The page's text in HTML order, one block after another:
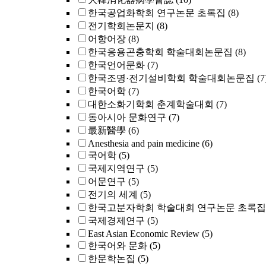
한국공업화학회 연구논문 초록집 (8)
전기학회논문지 (8)
어항어장 (8)
한국응용곤충학회 학술대회논문집 (8)
한국언어문화 (7)
한국조명·전기설비학회 학술대회논문집
한국어학 (7)
대한소화기학회 춘계학술대회 (7)
동아시아 문화연구 (7)
最新醫學 (6)
Anesthesia and pain medicine (6)
국어학 (5)
국제지역연구 (5)
어문연구 (5)
전기의 세계 (5)
한국고분자학회 학술대회 연구논문 초록집
국제경제연구 (5)
East Asian Economic Review (5)
한국어와 문화 (5)
한문학논집 (5)